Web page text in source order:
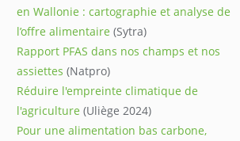
en Wallonie : cartographie et analyse de
l’offre alimentaire (Sytra)
Rapport PFAS dans nos champs et nos
assiettes (Natpro)
Réduire l'empreinte climatique de
l'agriculture (Uliège 2024)
Pour une alimentation bas carbone,